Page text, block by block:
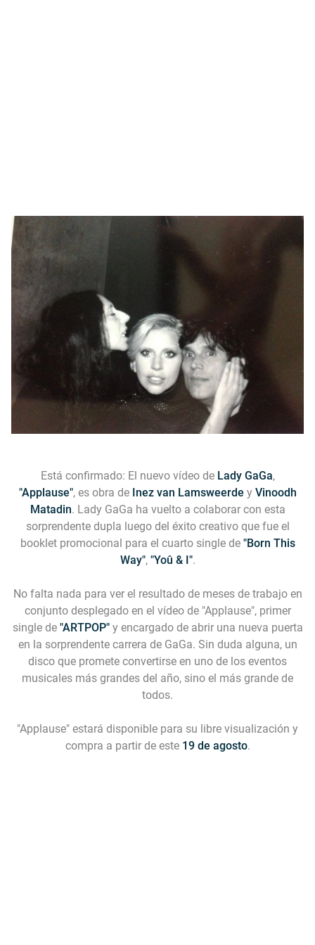
Está confirmado: El nuevo vídeo de Lady GaGa,
"Applause", es obra de Inez van Lamsweerde y Vinoodh
Matadin. Lady GaGa ha vuelto a colaborar con esta
sorprendente dupla luego del éxito creativo que fue el
booklet promocional para el cuarto single de "Born This
Way", "Yoû & I".
No falta nada para ver el resultado de meses de trabajo en
conjunto desplegado en el vídeo de "Applause", primer
single de "ARTPOP"y encargado de abrir una nueva puerta
en la sorprendente carrera de GaGa. Sin duda alguna, un
disco que promete convertirse en uno de los eventos
musicales más grandes del año, sino el más grande de
todos.
"Applause" estará disponible para su libre visualización y
compra a partir de este 19 de agosto.